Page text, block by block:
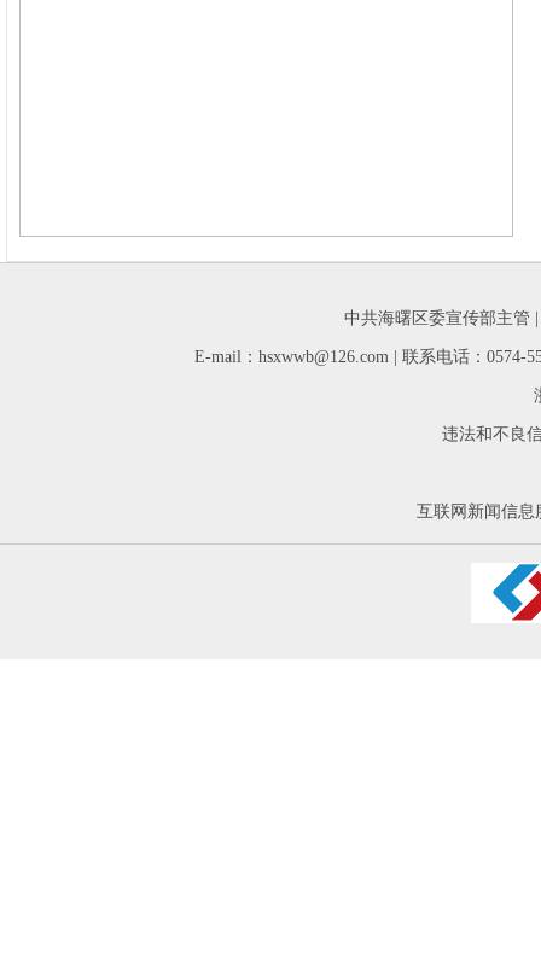
中共海曙区委宣传部主管
E-mail：hsxwwb@126.com | 联系电话：
违法和不良
互联网新闻信息